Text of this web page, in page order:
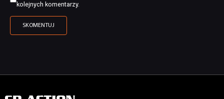
kolejnych komentarzy.